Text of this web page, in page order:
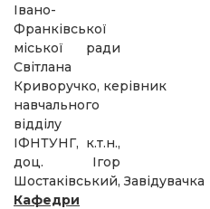
Івано-
Франківської
міської ради
Світлана
Криворучко, керівник
навчального
відділу
ІФНТУНГ, к.т.н.,
доц. Ігор
Шостаківський, Завідувачка
Кафедри